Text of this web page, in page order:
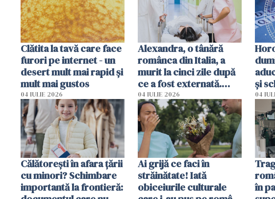
Clătita la tavă care face
furori pe internet - un
desert mult mai rapid și
mult mai gustos
04 IULIE 2026
Alexandra, o tânără
românca din Italia, a
murit la cinci zile după
ce a fost externată.
Anchetă pentru omor
din culpă
04 IULIE 2026
și
04
Călătorești în afara țării
cu minori? Schimbare
importantă la frontieră:
Ai grijă ce faci în
străinătate! Iată
obiceiurile culturale
în